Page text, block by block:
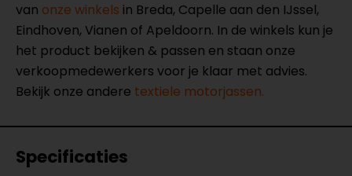
van onze winkels in Breda, Capelle aan den IJssel,
Eindhoven, Vianen of Apeldoorn. In de winkels kun je
het product bekijken & passen en staan onze
verkoopmedewerkers voor je klaar met advies.
Bekijk onze andere textiele motorjassen.
Specificaties